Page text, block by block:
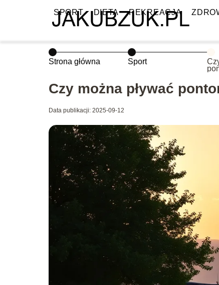
SPORT DIETA REKREACJA
Strona główna Sport
Czy można pływać
Data publikacji: 2025-09-12